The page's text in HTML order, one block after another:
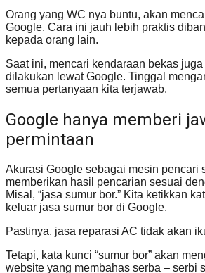
Orang yang WC nya buntu, akan
Google. Cara ini jauh lebih praktis
kepada orang lain.
Saat ini, mencari kendaraan bekas
dilakukan lewat Google. Tinggal
semua pertanyaan kita terjawab.
Google hanya memberi
permintaan
Akurasi Google sebagai mesin pencari
memberikan hasil pencarian sesuai
Misal, “jasa sumur bor.” Kita ketikkan
keluar jasa sumur bor di Google.
Pastinya, jasa reparasi AC tidak akan
Tetapi, kata kunci “sumur bor” akan
website yang membahas serba – serbi